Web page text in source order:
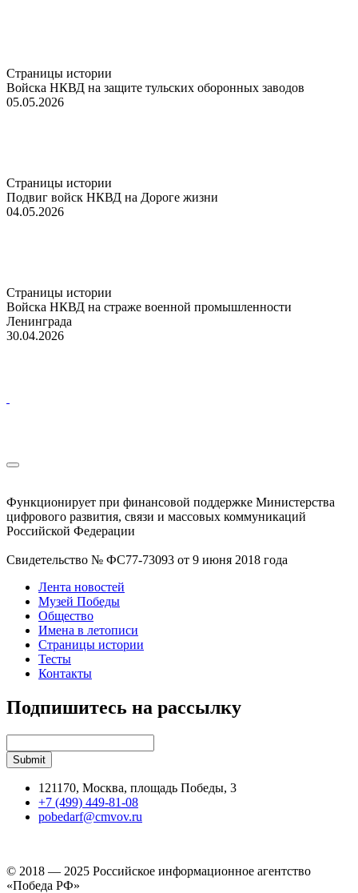
Страницы истории
Войска НКВД на защите тульских оборонных заводов
05.05.2026
Страницы истории
Подвиг войск НКВД на Дороге жизни
04.05.2026
Страницы истории
Войска НКВД на страже военной промышленности
Ленинграда
30.04.2026
Функционирует при финансовой поддержке Министерства
цифрового развития, связи и массовых коммуникаций
Российской Федерации
Свидетельство № ФС77-73093 от 9 июня 2018 года
Лента новостей
Музей Победы
Общество
Имена в летописи
Страницы истории
Тесты
Контакты
Подпишитесь на рассылку
121170, Москва, площадь Победы, 3
+7 (499) 449-81-08
pobedarf@cmvov.ru
© 2018 — 2025 Российское информационное агентство
«Победа РФ»